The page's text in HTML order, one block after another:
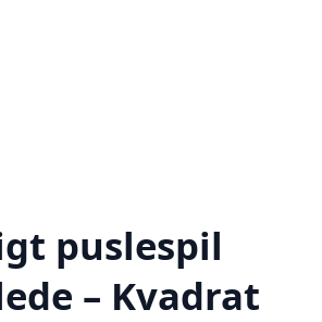
puslespil
– Kvadrat